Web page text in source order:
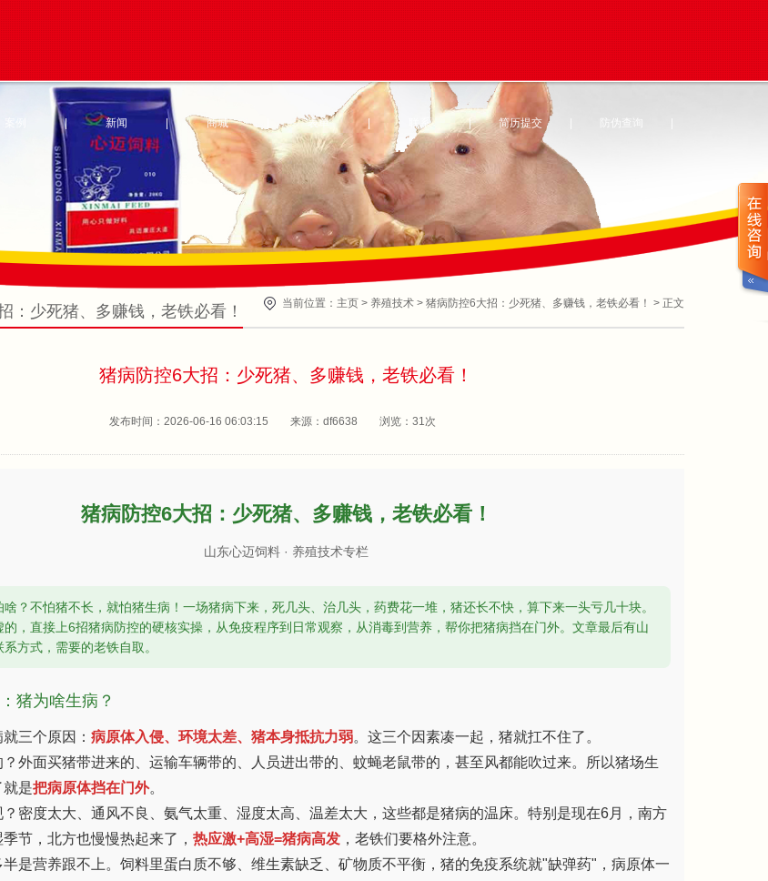
| 新闻 | 商城 表单 | 联系 | 简历提交 防伪查询
当前位置： 主页 > 养殖技术 > 猪病防控6大招：少死猪、多赚钱，老铁必看！ > 正文
：少死猪、多赚钱，老铁必看！
猪病防控6大招：少死猪、多赚钱，老铁必看！
发布时间：2026-06-16 06:03:15 来源：df6638 浏览： 31次
猪病防控6大招：少死猪、多赚钱，老铁必看！
山东心迈饲料 · 养殖技术专栏
啥？不怕猪不长，就怕猪生病！一场猪病下来，死几头、治几头，药费花一堆，猪还长不快，算下来一头亏几十块。
的，直接上6招猪病防控的硬核实操，从免疫程序到日常观察，从消毒到营养，帮你把猪病挡在门外。文章最后有山
方式，需要的老铁自取。
猪为啥生病？
三个原因： 病原体入侵、环境太差、猪本身抵抗力弱。这三个因素凑一起，猪就扛不住了。
外面买猪带进来的、运输车辆带的、人员进出带的、蚊蝇老鼠带的，甚至风都能吹过来。所以猪场生
就是把病原体挡在门外。
密度太大、通风不良、氨气太重、湿度太高、温差太大，这些都是猪病的温床。特别是现在6月，南方
节，北方也慢慢热起来了， 热应激+高湿=猪病高发 ，老铁们要格外注意。
是营养跟不上。饲料里蛋白质不够、维生素缺乏、矿物质不平衡，猪的免疫系统就"缺弹药"，病原体一